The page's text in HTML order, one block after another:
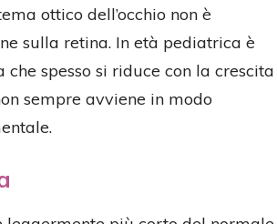
ottico dell’occhio non è
sulla retina. In età pediatrica è
spesso si riduce con la crescita
sempre avviene in modo